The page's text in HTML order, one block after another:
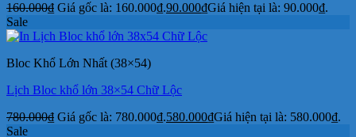
160.000₫ Giá gốc là: 160.000₫.90.000₫Giá hiện tại là: 90.000₫.
Sale
Bloc Khổ Lớn Nhất (38×54)
Lịch Bloc khổ lớn 38×54 Chữ Lộc
780.000₫ Giá gốc là: 780.000₫.580.000₫Giá hiện tại là: 580.000₫.
Sale